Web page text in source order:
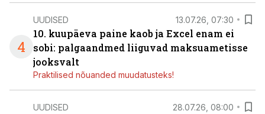
4
UUDISED 13.07.26, 07:30
10. kuupäeva paine kaob ja Excel enam ei
sobi: palgaandmed liiguvad maksuametisse
jooksvalt
Praktilised nõuanded muudatusteks!
UUDISED 28.07.26, 08:00